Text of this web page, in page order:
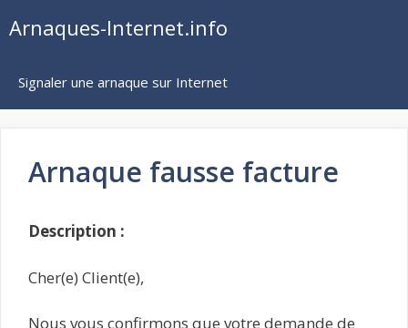
auArnaques-Internet.info
Signaler une arnaque sur Internet
Arnaque fausse facture
Description :
Cher(e) Client(e),
Nous vous confirmons que votre demande de